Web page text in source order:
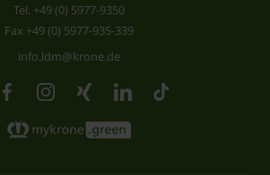
Tel. +49 (0) 5977-9350
Fax +49 (0) 5977-935-339
info.ldm@krone.de